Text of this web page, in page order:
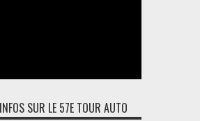
SUR LE 57E TOUR AUTO